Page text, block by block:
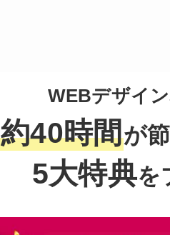
WEBデザイ
約40時間が
5大特典を